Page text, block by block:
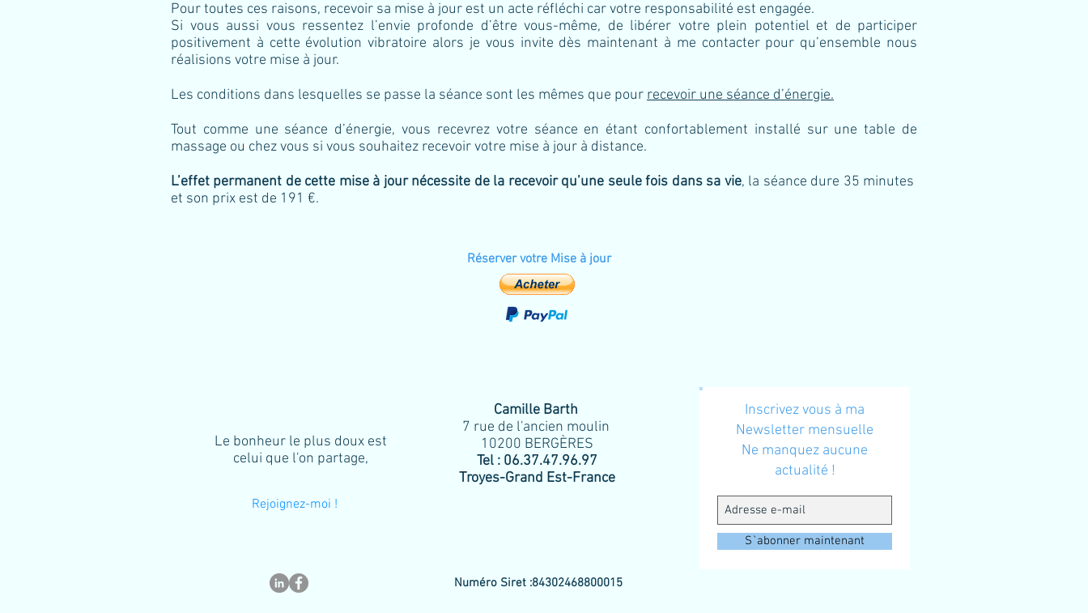
Pour toutes ces raisons, recevoir sa mise à jour est un acte réfléchi car votre responsabilité est engagée.
Si vous aussi vous ressentez l’envie profonde d’être vous-même, de libérer votre plein potentiel et de participer
positivement à cette évolution vibratoire alors je vous invite dès maintenant à me contacter pour qu’ensemble nous
réalisions votre mise à jour.
Les conditions dans lesquelles se passe la séance sont les mêmes que pour recevoir une séance d’énergie.
Tout comme une séance d’énergie, vous recevrez votre séance en étant confortablement installé sur une table de
massage ou chez vous si vous souhaitez recevoir votre mise à jour à distance.
L’effet permanent de cette mise à jour nécessite de la recevoir qu’une seule fois dans sa vie, la séance dure 35 minutes
et son prix est de 191 €.
Réserver votre Mise à jour
Le bonheur le plus doux est
celui que l'on partage,
Camille Barth
7 rue de l'ancien moulin
10200 BERGÈRES
Tel : 06.37.47.96.97
Troyes-Grand Est-France
Rejoignez-moi !
Inscrivez vous à ma
Newsletter mensuelle
Ne manquez aucune
actualité !
S`abonner maintenant
Numéro Siret :84302468800015